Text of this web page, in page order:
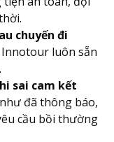
chuyến đi
Innotour luôn sẵn
sai cam kết
đã thông báo,
cầu bồi thường